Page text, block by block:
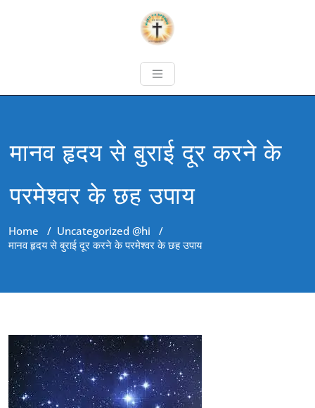
मानव हृदय से बुराई दूर करने के
परमेश्वर के छह उपाय
Home / Uncategorized @hi /
मानव हृदय से बुराई दूर करने के परमेश्वर के छह उपाय